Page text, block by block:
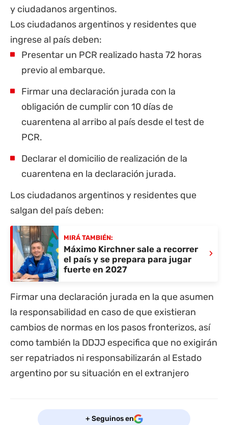
y ciudadanos argentinos.
Los ciudadanos argentinos y residentes que
ingrese al país deben:
Presentar un PCR realizado hasta 72 horas
previo al embarque.
Firmar una declaración jurada con la
obligación de cumplir con 10 días de
cuarentena al arribo al país desde el test de
PCR.
Declarar el domicilio de realización de la
cuarentena en la declaración jurada.
Los ciudadanos argentinos y residentes que
salgan del país deben:
MIRÁ TAMBIÉN:
Máximo Kirchner sale a recorrer
el país y se prepara para jugar
fuerte en 2027
›
Firmar una declaración jurada en la que asumen
la responsabilidad en caso de que existieran
cambios de normas en los pasos fronterizos, así
como también la DDJJ especifica que no exigirán
ser repatriados ni responsabilizarán al Estado
argentino por su situación en el extranjero
+ Seguinos en